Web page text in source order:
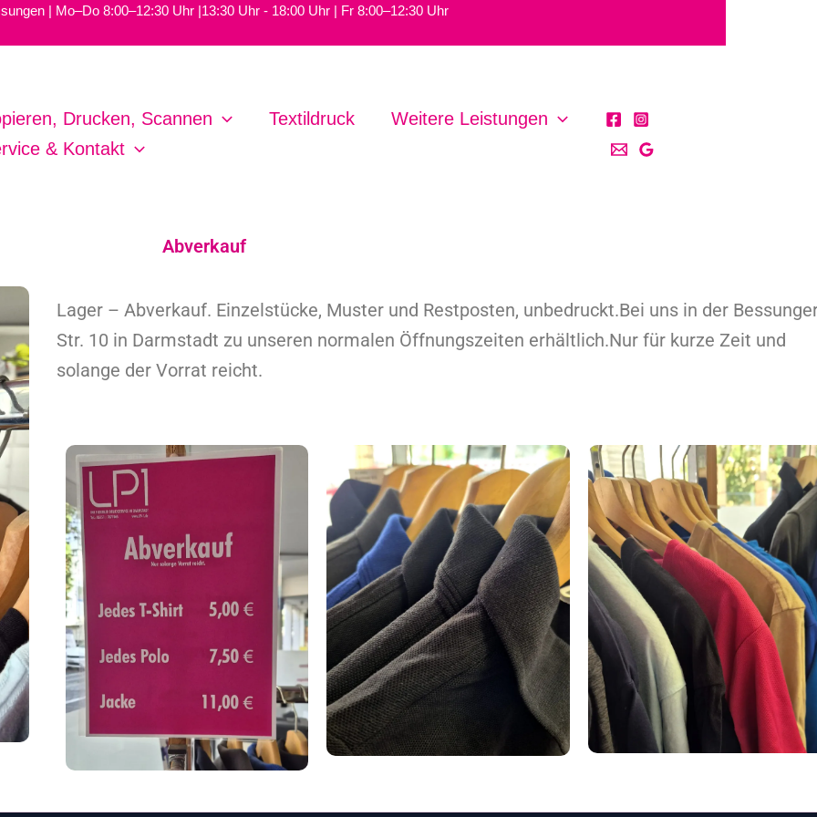
| Mo–Do 8:00–12:30 Uhr |13:30 Uhr - 18:00 Uhr | Fr 8:00–12:30 Uhr
Drucken, Scannen Textildruck
Weitere Leistungen
& Kontakt
Abverkauf
Lager – Abverkauf. Einzelstücke, Muster und Restposten, unbedruckt.Bei uns in der
Str. 10 in Darmstadt zu unseren normalen Öffnungszeiten erhältlich.Nur für kurze Zeit und
solange der Vorrat reicht.